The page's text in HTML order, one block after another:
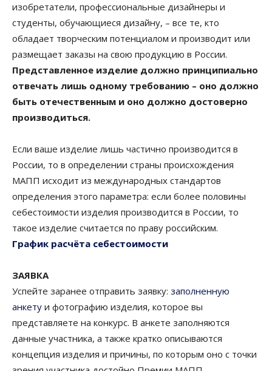
изобретатели, профессиональные дизайнеры и
студенты, обучающиеся дизайну, – все те, кто
обладает творческим потенциалом и производит или
размещает заказы на свою продукцию в России.
Представленное изделие должно принципиально
отвечать лишь одному требованию – оно должно
быть отечественным и оно должно достоверно
производиться.
Если ваше изделие лишь частично производится в
России, то в определении страны происхождения
МАПП исходит из международных стандартов
определения этого параметра: если более половины
себестоимости изделия производится в России, то
такое изделие считается по праву российским.
График расчёта себестоимости
ЗАЯВКА
Успейте заранее отправить заявку: заполненную
анкету и фотографию изделия, которое вы
представляете на конкурс. В анкете заполняются
данные участника, а также кратко описываются
концепция изделия и причины, по которым оно с точки